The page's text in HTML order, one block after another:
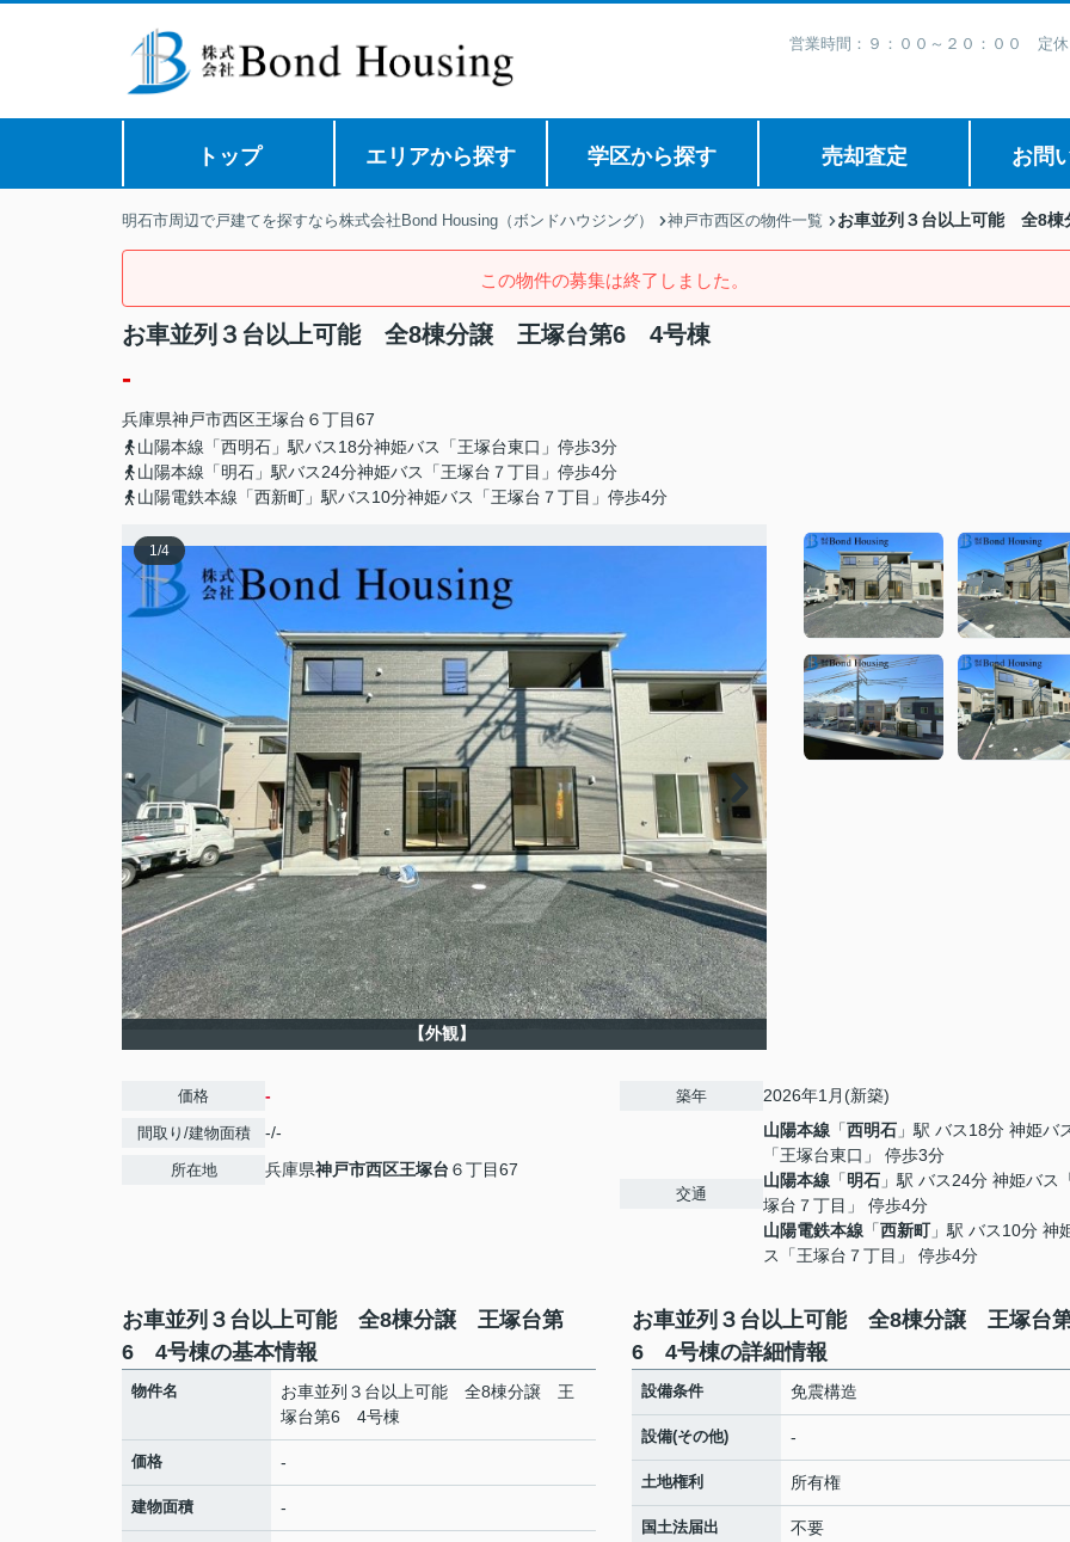
営業時間：９：００～２０：００ 定
トップ エリアから探す 学区から探す 売却査定 お問
明石市周辺で戸建てを探すなら株式会社Bond Housing（ボンドハウジング） 神戸市西区の物件一覧 お車並列３台以上可能 全8
この物件の募集は終了しました。
お車並列３台以上可能 全8棟分譲 王塚台第6 4号棟
-
兵庫県神戸市西区王塚台 ６丁目67
山陽本線「西明石」駅バス18分神姫バス「王塚台東口」停歩3分
山陽本線「明石」駅バス24分神姫バス「王塚台７丁目」停歩4分
山陽電鉄本線「西新町」駅バス10分神姫バス「王塚台７丁目」停歩4分
1/4
【外観】
価格 -
間取り/建物面積 -/-
所在地 兵庫県神戸市西区王塚台 ６丁目67
築年 2026年1月(新築)
交通
山陽本線 「西明石 」駅 バス18分 神姫バ
「王塚台東口」 停歩3分
山陽本線 「明石 」駅 バス24分 神姫バス
塚台７丁目」 停歩4分
山陽電鉄本線 「西新町」駅 バス10分 神
ス「王塚台７丁目」 停歩4分
お車並列３台以上可能 全8棟分譲 王塚台第
6 4号棟の基本情報
物件名
お車並列３台以上可能 全8棟分譲 王
塚台第6 4号棟
価格 -
建物面積 -
お車並列３台以上可能 全8棟分譲 王塚台
6 4号棟の詳細情報
設備条件 免震構造
設備(その他) -
土地権利 所有権
国土法届出 不要